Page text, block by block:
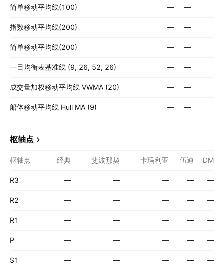
简单移动平均线(100) — —
指数移动平均线(200) — —
简单移动平均线(200) — —
一目均衡表基准线 (9, 26, 52, 26) — —
成交量加权移动平均线 VWMA (20) — —
船体移动平均线 Hull MA (9) — —
枢轴点
枢轴点 经典 斐波那契 卡玛利亚 伍迪 DM
R3 — — — — —
R2 — — — — —
R1 — — — — —
P — — — — —
S1 — — — — —